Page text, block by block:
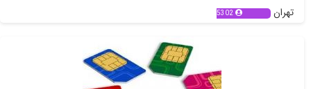
تهران 5302